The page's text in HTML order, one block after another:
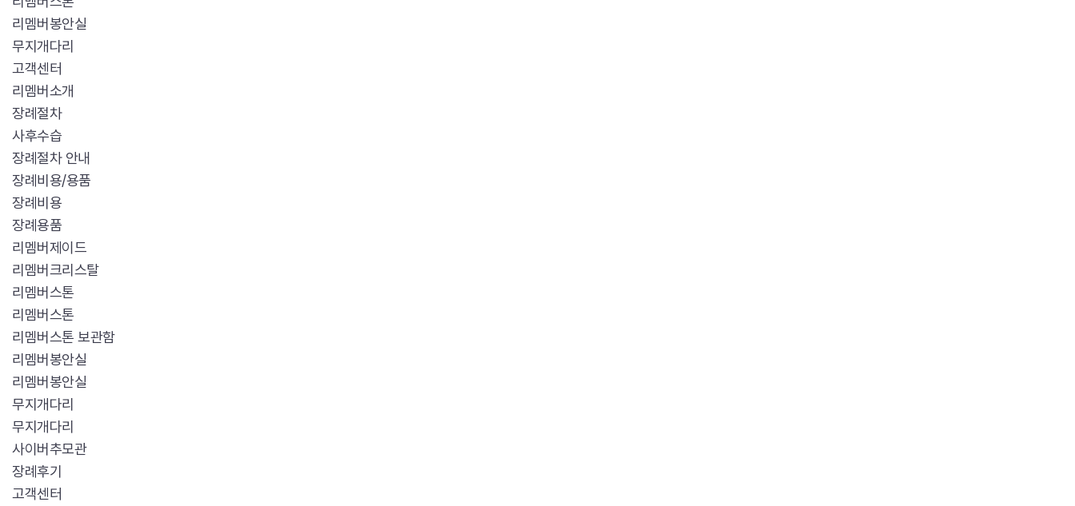
리멤버봉안실
무지개다리
고객센터
리멤버소개
장례절차
사후수습
장례절차 안내
장례비용/용품
장례비용
장례용품
리멤버제이드
리멤버크리스탈
리멤버스톤
리멤버스톤
리멤버스톤 보관함
리멤버봉안실
리멤버봉안실
무지개다리
무지개다리
사이버추모관
장례후기
고객센터